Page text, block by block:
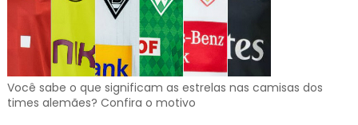
Você sabe o que significam as estrelas nas camisas dos
times alemães? Confira o motivo